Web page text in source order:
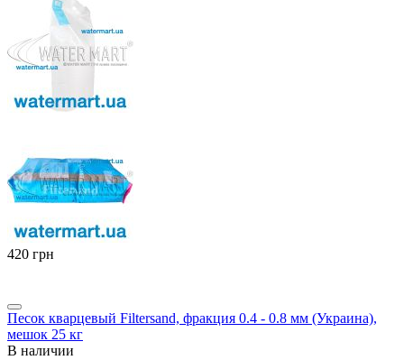
‍420‍ грн
Песок кварцевый Filtersand, фракция 0.4 - 0.8 мм (Украина),
мешок 25 кг
В наличии